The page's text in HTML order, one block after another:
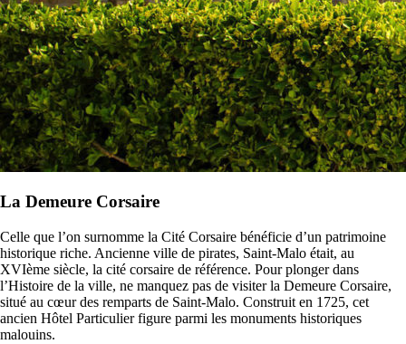
La Demeure Corsaire
Celle que l’on surnomme la Cité Corsaire bénéficie d’un patrimoine
historique riche. Ancienne ville de pirates, Saint-Malo était, au
XVIème siècle, la cité corsaire de référence. Pour plonger dans
l’Histoire de la ville, ne manquez pas de visiter la Demeure Corsaire,
situé au cœur des remparts de Saint-Malo. Construit en 1725, cet
ancien Hôtel Particulier figure parmi les monuments historiques
malouins.